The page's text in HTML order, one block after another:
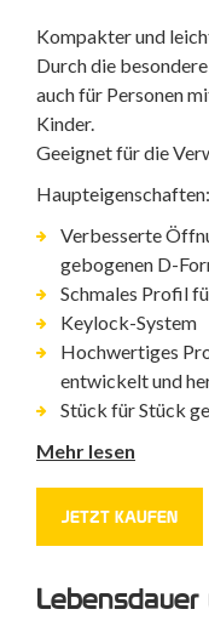
Kompakter und
Durch die
auch für Personen
Kinder.
Geeignet für die
Haupteigenschaften:
Verbesserte
gebogenen D-
Schmales Profil
Keylock-System
Hochwertiges
entwickelt und
Stück für Stück
Mehr lesen
JETZT KAUFEN